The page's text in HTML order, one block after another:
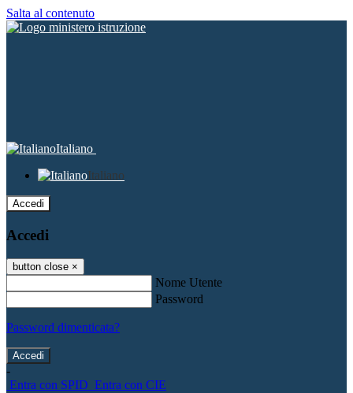
Salta al contenuto
Italiano
Italiano
Accedi
Accedi
button close ×
Nome Utente
Password
Password dimenticata?
-
Entra con SPID Entra con CIE